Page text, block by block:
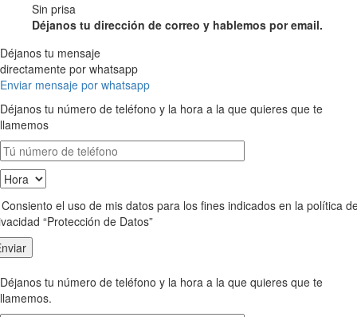
Sin prisa
Déjanos tu dirección de correo y hablemos por email.
Déjanos tu mensaje
directamente por whatsapp
Enviar mensaje por whatsapp
Déjanos tu número de teléfono y la hora a la que quieres que te
llamemos
el uso de mis datos para los fines indicados en la política
“Protección de Datos”
Déjanos tu número de teléfono y la hora a la que quieres que te
llamemos.